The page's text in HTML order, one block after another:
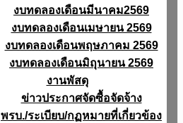
งบทดลองเดือนมีนาคม2569
งบทดลองเดือนเมษายน 2569
งบทดลองเดือนพฤษภาคม 2569
งบทดลองเดือนมิถุนายน 2569
งานพัสดุ
ข่าวประกาศจัดซื้อจัดจ้าง
พรบ./ระเบียบ/กฏหมายที่เกี่ยวข้อง